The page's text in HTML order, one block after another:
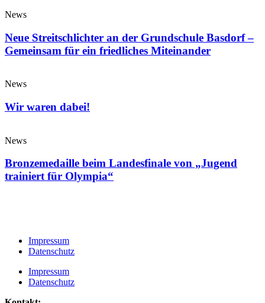
News
Neue Streitschlichter an der Grundschule Basdorf –
Gemeinsam für ein friedliches Miteinander
News
Wir waren dabei!
News
Bronzemedaille beim Landesfinale von „Jugend
trainiert für Olympia“
Impressum
Datenschutz
Impressum
Datenschutz